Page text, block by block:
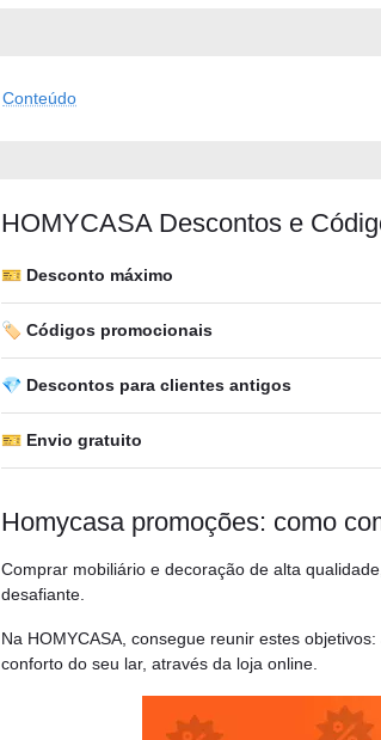
Conteúdo
HOMYCASA Descontos e
🎫 Desconto máximo
🏷️ Códigos promocionais
💎 Descontos para clientes antigos
🎫 Envio gratuito
Homycasa promoções: como
Comprar mobiliário e decoração de alta
desafiante.
Na HOMYCASA, consegue reunir estes
conforto do seu lar, através da loja online.